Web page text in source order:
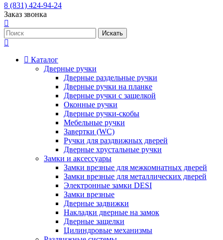
8 (831) 424-94-24
Заказ звонка
Каталог
Дверные ручки
Дверные раздельные ручки
Дверные ручки на планке
Дверные ручки с защелкой
Оконные ручки
Дверные ручки-скобы
Мебельные ручки
Завертки (WC)
Ручки для раздвижных дверей
Дверные хрустальные ручки
Замки и аксессуары
Замки врезные для межкомнатных дверей
Замки врезные для металлических дверей
Электронные замки DESI
Замки врезные
Дверные задвижки
Накладки дверные на замок
Дверные защелки
Цилиндровые механизмы